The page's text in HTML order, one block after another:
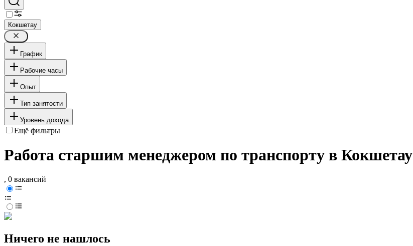
Кокшетау
График
Рабочие часы
Опыт
Тип занятости
Уровень дохода
Ещё фильтры
Работа старшим менеджером по транспорту в Кокшетау
, 0 вакансий
Ничего не нашлось